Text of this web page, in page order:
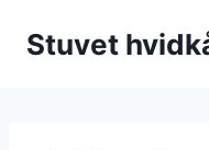
Stuvet